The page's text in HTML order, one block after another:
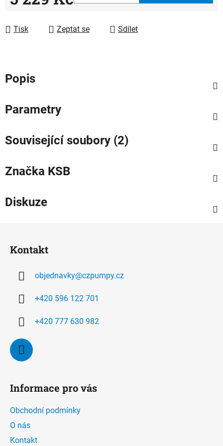
Tisk Zeptat se Sdílet
Popis
Parametry
Související soubory (2)
Značka KSB
Diskuze
Kontakt
objednavky@czpumpy.cz
+420 596 122 701
+420 777 630 982
Informace pro vás
Obchodní podmínky
O nás
Kontakt